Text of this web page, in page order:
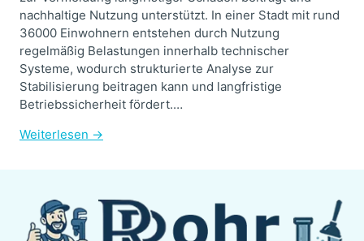
nachhaltige Nutzung unterstützt. In einer Stadt mit rund
36000 Einwohnern entstehen durch Nutzung
regelmäßig Belastungen innerhalb technischer
Systeme, wodurch strukturierte Analyse zur
Stabilisierung beitragen kann und langfristige
Betriebssicherheit fördert.…
Weiterlesen →